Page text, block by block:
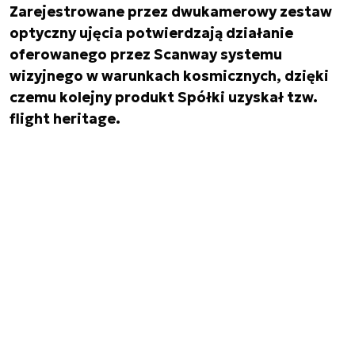
Zarejestrowane przez dwukamerowy zestaw
optyczny ujęcia potwierdzają działanie
oferowanego przez Scanway systemu
wizyjnego w warunkach kosmicznych, dzięki
czemu kolejny produkt Spółki uzyskał tzw.
flight heritage.